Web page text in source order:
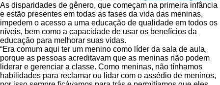
As disparidades de gênero, que começam na primeira infância
e estão presentes em todas as fases da vida das meninas,
impedem o acesso a uma educação de qualidade em todos os
níveis, bem como a capacidade de usar os benefícios da
educação para melhorar suas vidas.
“Era comum aqui ter um menino como líder da sala de aula,
porque as pessoas acreditavam que as meninas não podem
liderar e gerenciar a classe. Como meninas, não tínhamos
habilidades para reclamar ou lidar com o assédio de meninos,